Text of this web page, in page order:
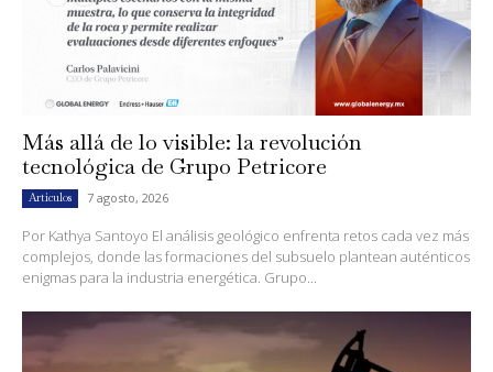
Más allá de lo visible: la revolución
tecnológica de Grupo Petricore
Artículos 7 agosto, 2026
Por Kathya Santoyo El análisis geológico enfrenta retos cada vez más
complejos, donde las formaciones del subsuelo plantean auténticos
enigmas para la industria energética. Grupo...